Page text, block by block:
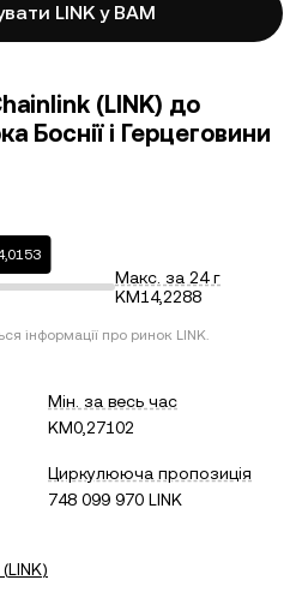
LINK у BAM
(LINK) до
Боснії і Герцеговини
Макс. за 24 г
KM14,2288
інформації про ринок LINK.
Мін. за весь час
KM0,27102
Циркулююча пропозиція
748 099 970 LINK
(LINK)